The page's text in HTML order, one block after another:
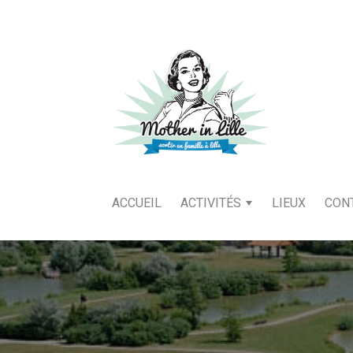
ACCUEIL ACTIVITÉS LIEUX